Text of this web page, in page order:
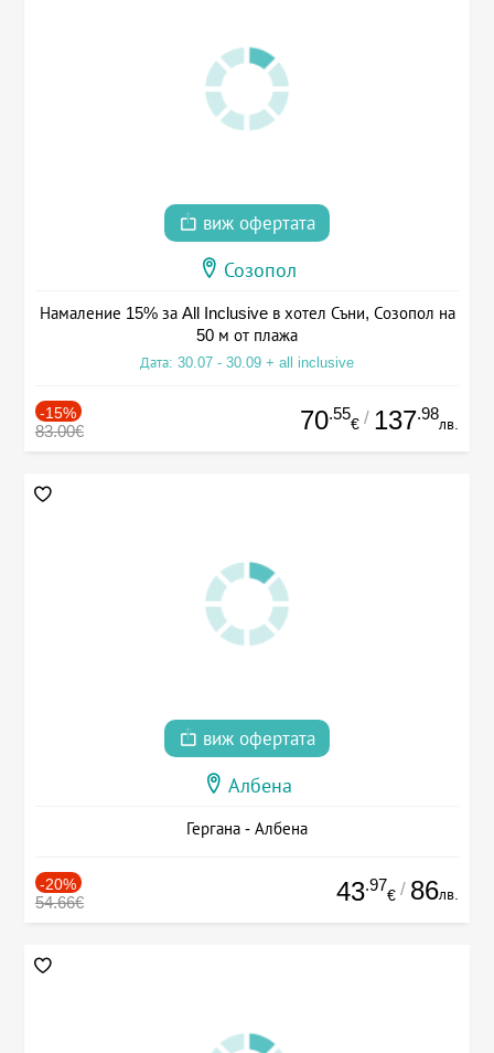
виж офертата
Созопол
Намаление 15% за All Inclusive в хотел Съни, Созопол на
50 м от плажа
Дата: 30.07 - 30.09 + all inclusive
-15%
83.00€ 70.55
€ / 137.98
лв.
виж офертата
Албена
Гергана - Албена
-20%
54.66€ 43.97
€ / 86лв.